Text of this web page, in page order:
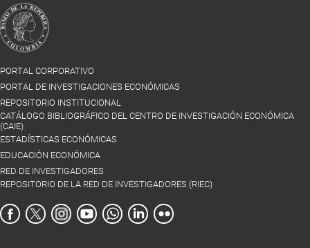
PORTAL CORPORATIVO
PORTAL DE INVESTIGACIONES ECONÓMICAS
REPOSITORIO INSTITUCIONAL
CATÁLOGO BIBLIOGRÁFICO DEL CENTRO DE INVESTIGACIÓN ECONÓMICA
(CAIE)
ESTADÍSTICAS ECONÓMICAS
EDUCACIÓN ECONÓMICA
RED DE INVESTIGADORES
REPOSITORIO DE LA RED DE INVESTIGADORES (RIEC)